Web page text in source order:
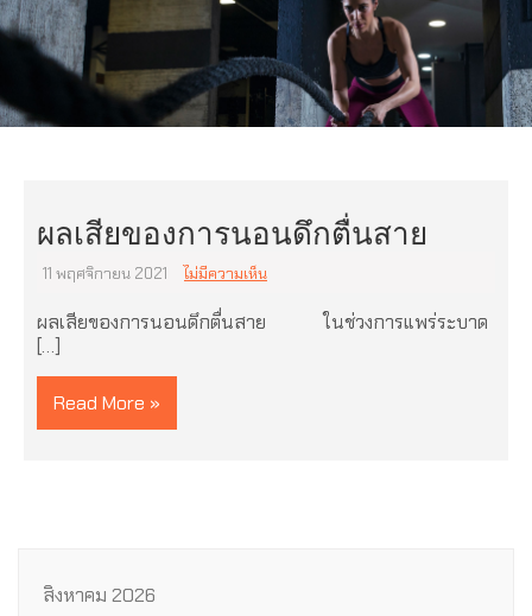
ผลเสียของการนอนดึกตื่นสาย
11 พฤศจิกายน 2021 ไม่มีความเห็น
ผลเสียของการนอนดึกตื่นสาย ในช่วงการแพร่ระบาด
[…]
Read More »
สิงหาคม 2026